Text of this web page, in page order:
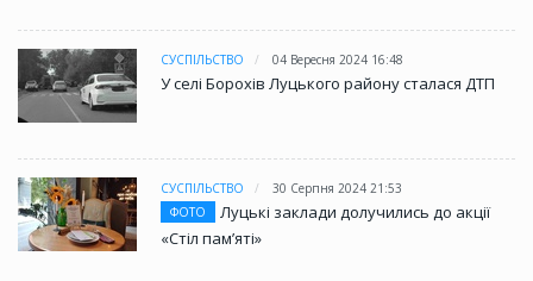
СУСПІЛЬСТВО 04 Вересня 2024 16:48
У селі Борохів Луцького району сталася ДТП
СУСПІЛЬСТВО
30 Серпня 2024 21:53
ФОТО
Луцькі заклади долучились до акції
«Стіл памʼяті»